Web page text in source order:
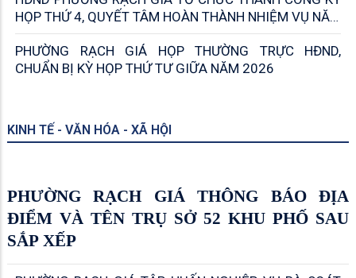
BAN PHÁP CHẾ HĐND TỈNH AN GIANG
GIÁM SÁT VIỆC GIẢI QUYẾT THỦ TỤC
UBND PHƯỜNG RẠCH GIÁ SƠ KẾT CÔNG TÁC 6
THÁNG ĐẦU NĂM 2026
ĐOÀN ĐẠI BIỂU QUỐC HỘI TỈNH AN GIANG KHẢO SÁT